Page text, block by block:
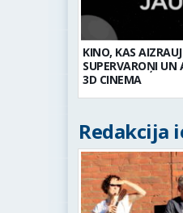
KINO, KAS
SUPERVAROŅI UN
3D CINEMA
Redakcija